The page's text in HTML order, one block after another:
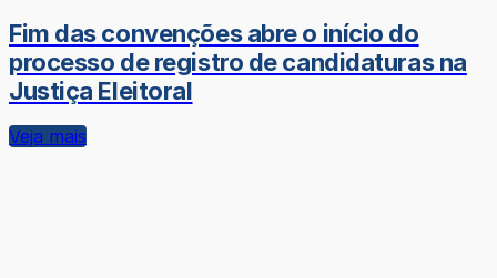
Fim das convenções abre o início do
processo de registro de candidaturas na
Justiça Eleitoral
Veja mais